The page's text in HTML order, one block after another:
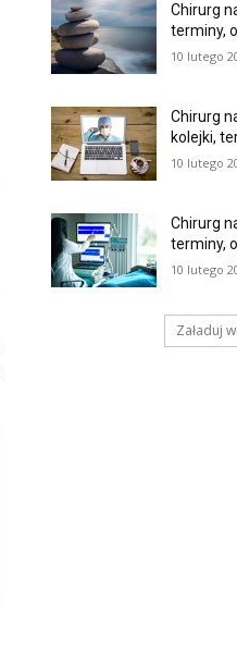
Chirurg
terminy,
10 lutego
Chirurg
kolejki,
10 lutego
Chirurg
terminy,
10 lutego
Załaduj